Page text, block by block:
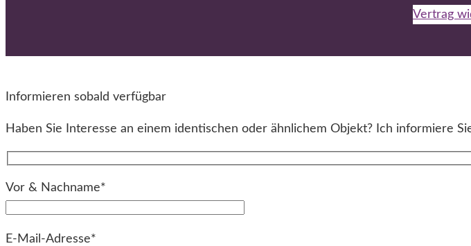
Vertrag
Informieren sobald verfügbar
Haben Sie Interesse an einem identischen oder ähnlichem Objekt? Ich informiere
Vor & Nachname*
E-Mail-Adresse*